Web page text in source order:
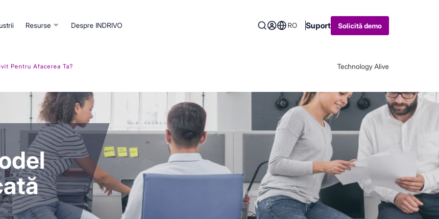
Resurse Despre INDRIVO RO Suport Solicită demo
Pentru Afacerea Ta? Technology Alive